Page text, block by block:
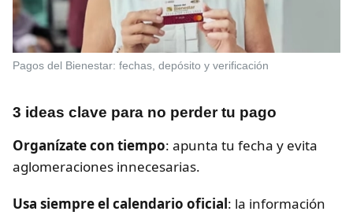
Pagos del Bienestar: fechas, depósito y verificación
3 ideas clave para no perder tu pago
Organízate con tiempo: apunta tu fecha y evita
aglomeraciones innecesarias.
Usa siempre el calendario oficial: la información